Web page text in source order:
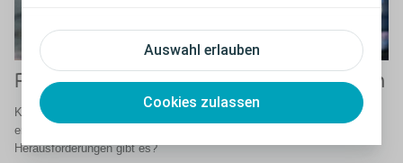
Auswahl erlauben
Cookies zulassen
Reiseberichte von Katheter-Anwendern
Katheter-Anwender berichten von Ihren Erfahrungen auf Reisen: Was
erwartet Sie? Welche Vorbereitungen sind erforderlich? Welche
Herausforderungen gibt es?